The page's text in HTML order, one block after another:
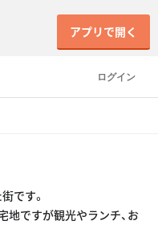
ログイン
アプリで開く
です。
地ですが観光やランチ、お